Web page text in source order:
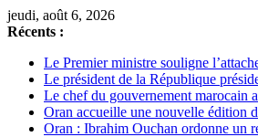
Passer
au
jeudi, août 6, 2026
Récents :
Le Premier ministre souligne
Le président de la République
Le chef du gouvernement marocain
Oran accueille une nouvelle édition
Oran : Ibrahim Ouchan ordonne un